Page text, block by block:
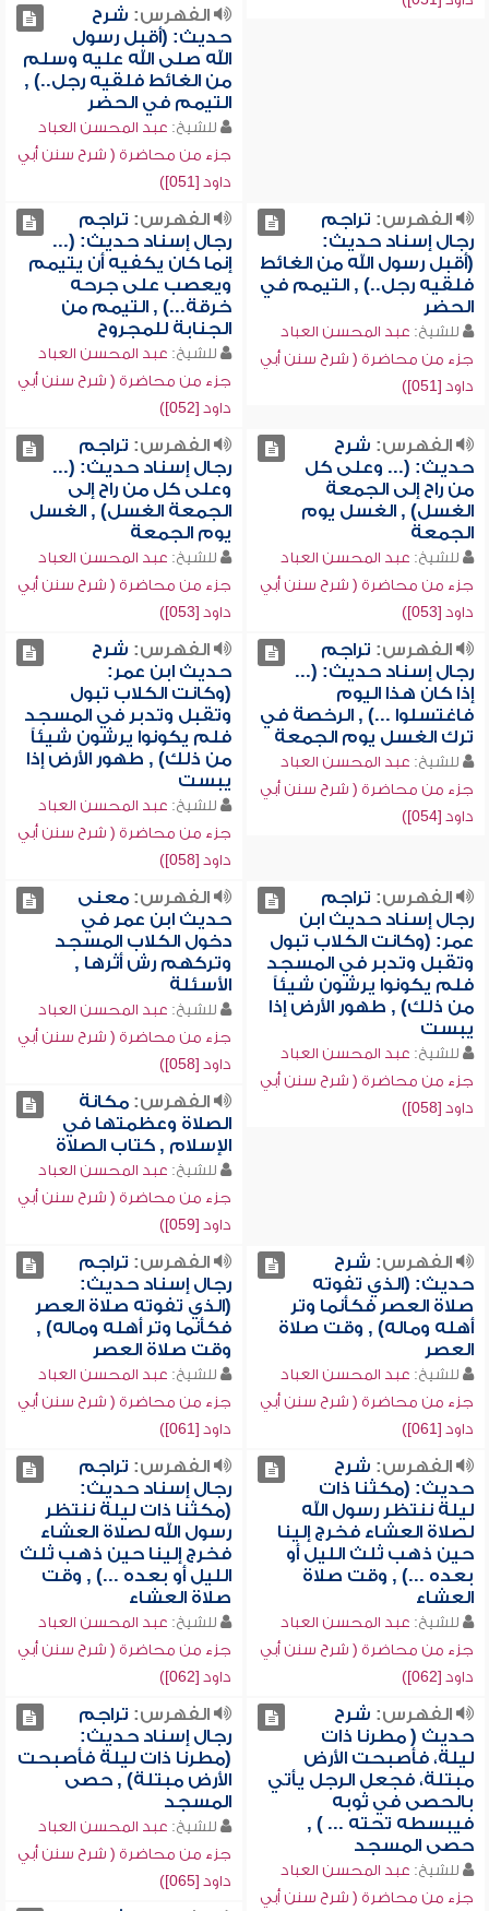
الفهرس: شرح
حديث: (أقبل رسول
الله صلى الله عليه وسلم
من الغائط فلقيه رجل..) ,
التيمم في الحضر
للشيخ: عبد المحسن العباد
جزء من محاضرة ( شرح سنن أبي
داود [051])
الفهرس: تراجم
رجال إسناد حديث:
(أقبل رسول الله من الغائط
فلقيه رجل..) , التيمم في
الحضر
للشيخ: عبد المحسن العباد
جزء من محاضرة ( شرح سنن أبي
داود [051])
الفهرس: تراجم
رجال إسناد حديث: (...
إنما كان يكفيه أن يتيمم
ويعصب على جرحه
خرقة...) , التيمم من
الجنابة للمجروح
للشيخ: عبد المحسن العباد
جزء من محاضرة ( شرح سنن أبي
داود [052])
الفهرس: شرح
حديث: (... وعلى كل
من راح إلى الجمعة
الغسل) , الغسل يوم
الجمعة
للشيخ: عبد المحسن العباد
جزء من محاضرة ( شرح سنن أبي
داود [053])
الفهرس: تراجم
رجال إسناد حديث: (...
وعلى كل من راح إلى
الجمعة الغسل) , الغسل
يوم الجمعة
للشيخ: عبد المحسن العباد
جزء من محاضرة ( شرح سنن أبي
داود [053])
الفهرس: تراجم
رجال إسناد حديث: (...
إذا كان هذا اليوم
فاغتسلوا ...) , الرخصة في
ترك الغسل يوم الجمعة
للشيخ: عبد المحسن العباد
جزء من محاضرة ( شرح سنن أبي
داود [054])
الفهرس: شرح
حديث ابن عمر:
(وكانت الكلاب تبول
وتقبل وتدبر في المسجد
فلم يكونوا يرشون شيئاً
من ذلك) , طهور الأرض إذا
يبست
للشيخ: عبد المحسن العباد
جزء من محاضرة ( شرح سنن أبي
داود [058])
الفهرس: تراجم
رجال إسناد حديث ابن
عمر: (وكانت الكلاب تبول
وتقبل وتدبر في المسجد
فلم يكونوا يرشون شيئاً
من ذلك) , طهور الأرض إذا
يبست
للشيخ: عبد المحسن العباد
جزء من محاضرة ( شرح سنن أبي
داود [058])
الفهرس:معنى
حديث ابن عمر في
دخول الكلاب المسجد
وتركهم رش أثرها ,
الأسئلة
للشيخ: عبد المحسن العباد
جزء من محاضرة ( شرح سنن أبي
داود [058])
الفهرس:مكانة
الصلاة وعظمتها في
الإسلام , كتاب الصلاة
للشيخ: عبد المحسن العباد
جزء من محاضرة ( شرح سنن أبي
داود [059])
الفهرس: شرح
حديث: (الذي تفوته
صلاة العصر فكأنما وتر
أهله وماله) , وقت صلاة
العصر
للشيخ: عبد المحسن العباد
جزء من محاضرة ( شرح سنن أبي
داود [061])
الفهرس: تراجم
رجال إسناد حديث:
(الذي تفوته صلاة العصر
فكأنما وتر أهله وماله) ,
وقت صلاة العصر
للشيخ: عبد المحسن العباد
جزء من محاضرة ( شرح سنن أبي
داود [061])
الفهرس: شرح
حديث: (مكثنا ذات
ليلة ننتظر رسول الله
لصلاة العشاء فخرج إلينا
حين ذهب ثلث الليل أو
بعده ...) , وقت صلاة
العشاء
للشيخ: عبد المحسن العباد
جزء من محاضرة ( شرح سنن أبي
داود [062])
الفهرس: تراجم
رجال إسناد حديث:
(مكثنا ذات ليلة ننتظر
رسول الله لصلاة العشاء
فخرج إلينا حين ذهب ثلث
الليل أو بعده ...) , وقت
صلاة العشاء
للشيخ: عبد المحسن العباد
جزء من محاضرة ( شرح سنن أبي
داود [062])
الفهرس: شرح
حديث ( مطرنا ذات
ليلة، فأصبحت الأرض
مبتلة، فجعل الرجل يأتي
بالحصى في ثوبه
فيبسطه تحته ... ) ,
حصى المسجد
للشيخ: عبد المحسن العباد
جزء من محاضرة ( شرح سنن أبي
الفهرس: تراجم
رجال إسناد حديث:
(مطرنا ذات ليلة فأصبحت
الأرض مبتلة) , حصى
المسجد
للشيخ: عبد المحسن العباد
جزء من محاضرة ( شرح سنن أبي
داود [065])